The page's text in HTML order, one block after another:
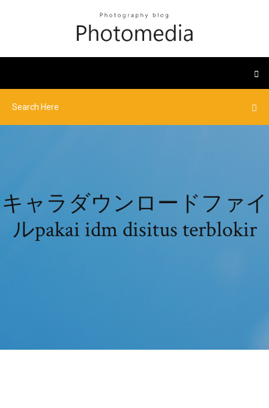
キャラダウンロードファイ
ルpakai idm disitus terblokir